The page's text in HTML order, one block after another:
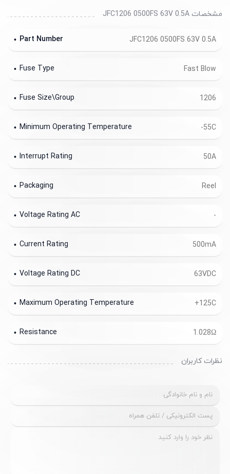
مشخصات JFC1206 0500FS 63V 0.5A
JFC1206 0500FS 63V 0.5A
Part Number
Fast Blow
Fuse Type
1206
Fuse Size\Group
-55C
Minimum Operating Temperature
50A
Interrupt Rating
Reel
Packaging
Voltage Rating AC
500mA
Current Rating
63VDC
Voltage Rating DC
+125C
Maximum Operating Temperature
1.028Ω
Resistance
نظرات کاربران